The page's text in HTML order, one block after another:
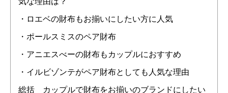
・ロエベの財布もお揃いにしたい方に人気
・ポールスミスのペア財布
・アニエスべーの財布もカップルにおすすめ
・イルビゾンテがペア財布としても人気な理由
総括 カップルで財布をお揃いのブランドにしたい